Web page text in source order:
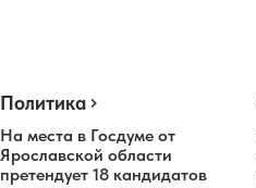
Политика
На места в Госдуме от
Ярославской области
претендует 18 кандидатов